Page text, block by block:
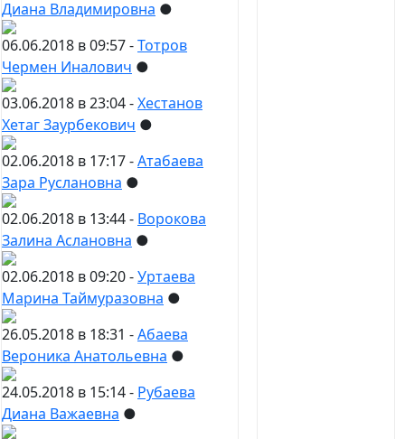
Диана Владимировна ●
06.06.2018 в 09:57 -Тотров
Чермен Иналович ●
03.06.2018 в 23:04 -Хестанов
Хетаг Заурбекович ●
02.06.2018 в 17:17 -Атабаева
Зара Руслановна ●
02.06.2018 в 13:44 - Ворокова
Залина Аслановна ●
02.06.2018 в 09:20 -Уртаева
Марина Таймуразовна ●
26.05.2018 в 18:31 -Абаева
Вероника Анатольевна ●
24.05.2018 в 15:14 - Рубаева
Диана Важаевна ●